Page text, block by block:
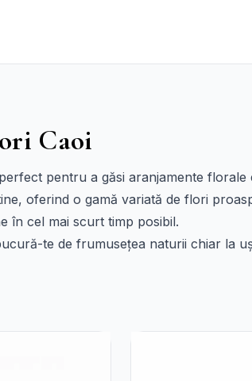
Caoi
pentru a găsi aranjamente
oferind o gamă variată de flori
în cel mai scurt timp posibil.
te de frumusețea naturii chiar la